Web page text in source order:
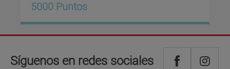
5000 Puntos
Síguenos en redes sociales